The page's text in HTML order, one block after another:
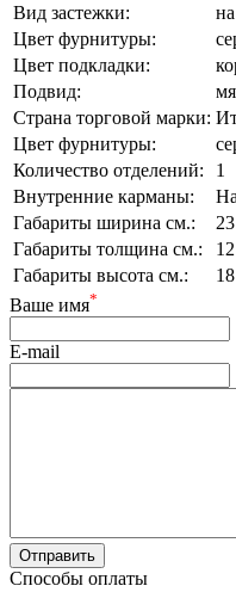
Вид застежки:
Цвет фурнитуры:
Цвет подкладки:
Подвид:
Страна торговой марки:
Цвет фурнитуры:
Количество отделений:
1
Внутренние карманы:
Габариты ширина см.:
23
Габариты толщина см.:
12
Габариты высота см.:
18
Ваше имя*
E-mail
Способы оплаты